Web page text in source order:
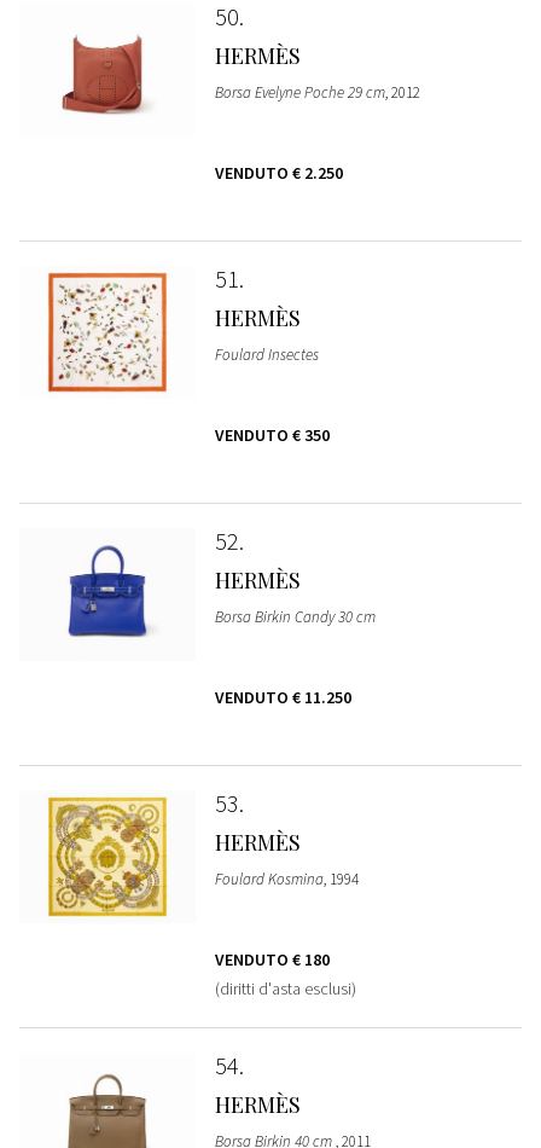
50
HERMÈS
Borsa Evelyne Poche 29 cm, 2012
VENDUTO € 2.250
51
HERMÈS
Foulard Insectes
VENDUTO € 350
52
HERMÈS
Borsa Birkin Candy 30 cm
VENDUTO € 11.250
53
HERMÈS
Foulard Kosmina, 1994
VENDUTO € 180
(diritti d'asta esclusi)
54
HERMÈS
Borsa Birkin 40 cm, 2011